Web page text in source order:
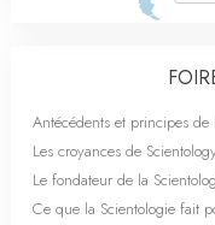
Antécédents et principes de
Les croyances de
Le fondateur de la
Ce que la Scientologie fait